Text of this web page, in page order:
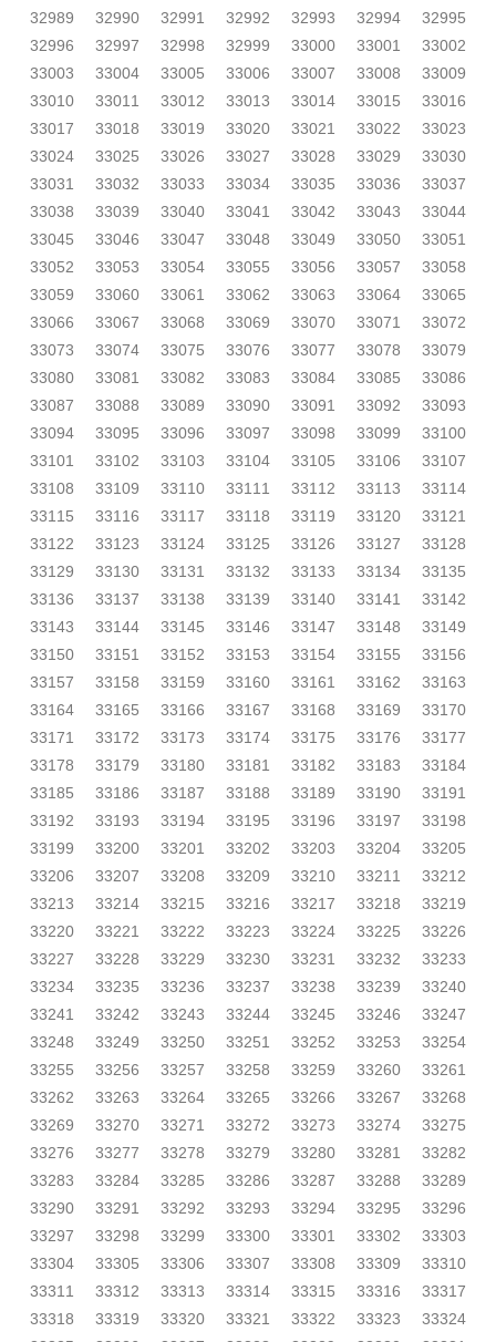
32989
32990 32991 32992 32993 32994
32995
32996
32997 32998 32999 33000 33001
33002
33003
33004 33005 33006 33007 33008
33009
33010
33011 33012 33013 33014 33015
33016
33017
33018 33019 33020 33021 33022
33023
33024
33025 33026 33027 33028 33029
33030
33031
33032 33033 33034 33035 33036
33037
33038
33039 33040 33041 33042 33043
33044
33045
33046 33047 33048 33049 33050
33051
33052
33053 33054 33055 33056 33057
33058
33059
33060 33061 33062 33063 33064
33065
33066
33067 33068 33069 33070 33071
33072
33073
33074 33075 33076 33077 33078
33079
33080
33081 33082 33083 33084 33085
33086
33087
33088 33089 33090 33091 33092
33093
33094
33095 33096 33097 33098 33099
33100
33101
33102 33103 33104 33105 33106
33107
33108
33109 33110 33111 33112 33113
33114
33115
33116 33117 33118 33119 33120
33121
33122
33123 33124 33125 33126 33127
33128
33129
33130 33131 33132 33133 33134
33135
33136
33137 33138 33139 33140 33141
33142
33143
33144 33145 33146 33147 33148
33149
33150
33151 33152 33153 33154 33155
33156
33157
33158 33159 33160 33161 33162
33163
33164
33165 33166 33167 33168 33169
33170
33171
33172 33173 33174 33175 33176
33177
33178
33179 33180 33181 33182 33183
33184
33185
33186 33187 33188 33189 33190
33191
33192
33193 33194 33195 33196 33197
33198
33199
33200 33201 33202 33203 33204
33205
33206
33207 33208 33209 33210 33211
33212
33213
33214 33215 33216 33217 33218
33219
33220
33221 33222 33223 33224 33225
33226
33227
33228 33229 33230 33231 33232
33233
33234
33235 33236 33237 33238 33239
33240
33241
33242 33243 33244 33245 33246
33247
33248
33249 33250 33251 33252 33253
33254
33255
33256 33257 33258 33259 33260
33261
33262
33263 33264 33265 33266 33267
33268
33269
33270 33271 33272 33273 33274
33275
33276
33277 33278 33279 33280 33281
33282
33283
33284 33285 33286 33287 33288
33289
33290
33291 33292 33293 33294 33295
33296
33297
33298 33299 33300 33301 33302
33303
33304
33305 33306 33307 33308 33309
33310
33311
33312 33313 33314 33315 33316
33317
33318
33319 33320 33321 33322 33323
33324